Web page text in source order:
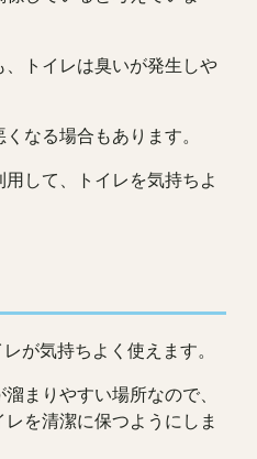
トイレは臭いが発生しや
なる場合もあります。
して、トイレを気持ちよ
が気持ちよく使えます。
まりやすい場所なので、
を清潔に保つようにしま